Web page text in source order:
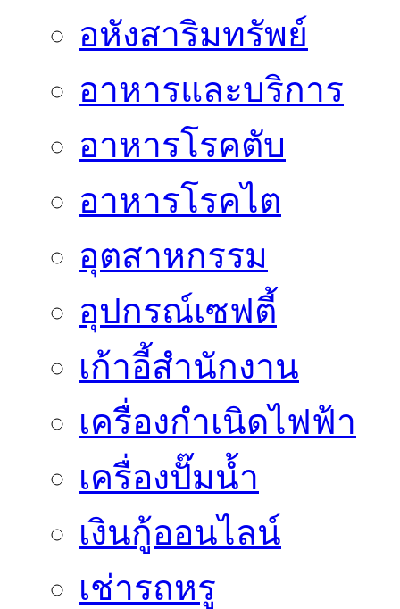
อหังสาริมทรัพย์
อาหารและบริการ
อาหารโรคตับ
อาหารโรคไต
อุตสาหกรรม
อุปกรณ์เซฟตี้
เก้าอี้สำนักงาน
เครื่องกำเนิดไฟฟ้า
เครื่องปั๊มน้ำ
เงินกู้ออนไลน์
เช่ารถหรู